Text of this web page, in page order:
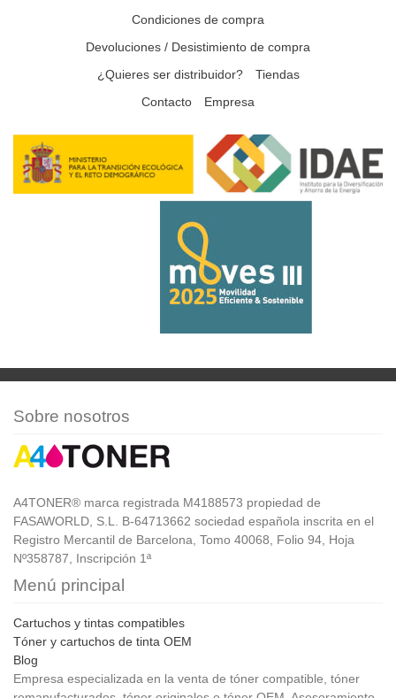
Condiciones de compra
Devoluciones / Desistimiento de compra
¿Quieres ser distribuidor?
Tiendas
Contacto
Empresa
Sobre nosotros
A4TONER® marca registrada M4188573 propiedad de
FASAWORLD, S.L. B-64713662 sociedad española inscrita en el
Registro Mercantil de Barcelona, Tomo 40068, Folio 94, Hoja
Nº358787, Inscripción 1ª
Menú principal
Cartuchos y tintas compatibles
Tóner y cartuchos de tinta OEM
Blog
Empresa especializada en la venta de tóner compatible, tóner